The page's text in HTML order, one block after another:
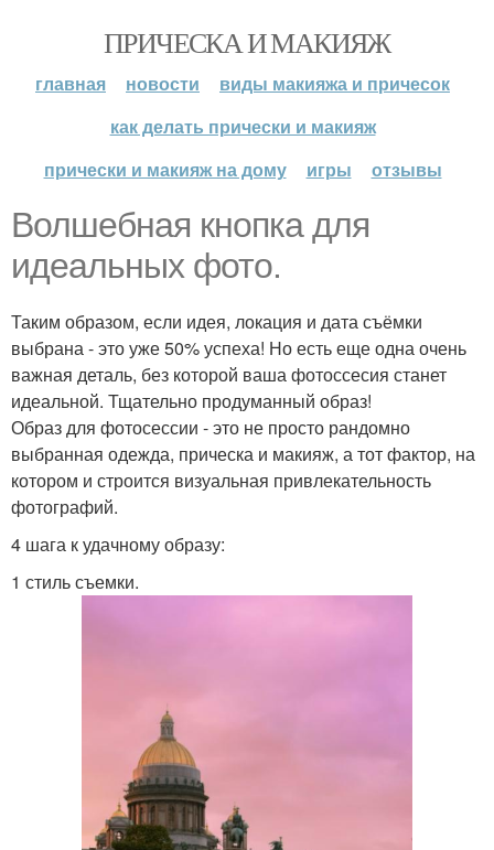
ПРИЧЕСКА И МАКИЯЖ
главная новости
виды макияжа и причесок
как делать прически и макияж
прически и макияж на дому
игры отзывы
Волшебная кнопка для
идеальных фото.
Таким образом, если идея, локация и дата съёмки
выбрана - это уже 50% успеха! Но есть еще одна очень
важная деталь, без которой ваша фотоссесия станет
идеальной. Тщательно продуманный образ!
Образ для фотосессии - это не просто рандомно
выбранная одежда, прическа и макияж, а тот фактор, на
котором и строится визуальная привлекательность
фотографий.
4 шага к удачному образу:
1 стиль съемки.